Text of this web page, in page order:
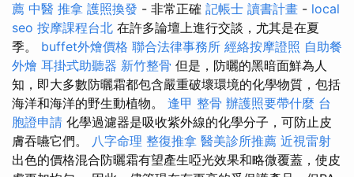
薦 中醫 推拿 護照換發 - 非常正確 記帳士 讀書計畫 - local
seo 按摩課程台北 在許多論壇上進行交談，尤其是在夏
季。 buffet外燴價格 聯合法律事務所 經絡按摩證照 自助餐
外燴 耳掛式助聽器 新竹整骨 但是，防曬的黑暗面鮮為人
知，即大多數防曬霜都包含嚴重破壞環境的化學物質，包括
海洋和海洋的野生動植物。 逢甲 整骨 辦護照要帶什麼 台
胞證申請 化學過濾器是吸收紫外線的化學分子，可防止皮
膚吞嚥它們。 八字命理 整復推拿 醫美診所推薦 近視雷射
出色的價格混合防曬霜有望產生啞光效果和略微覆蓋，使皮